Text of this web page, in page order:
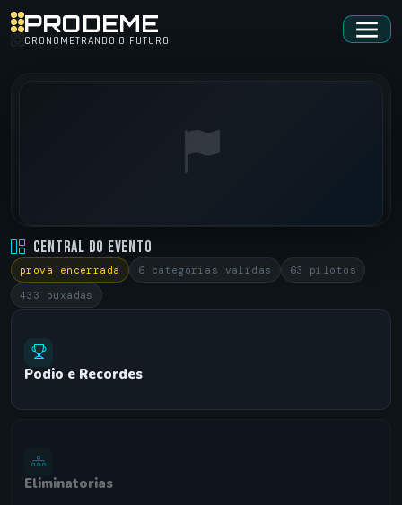
PRODEME
CRONOMETRANDO O FUTURO
RACHA AMA • 1ª EDICAO MOTOS
MARAU/RS • 27/04/2024
Central do Evento
prova encerrada 6 categorias validas
63 pilotos
433 puxadas
Podio e Recordes
Eliminatorias